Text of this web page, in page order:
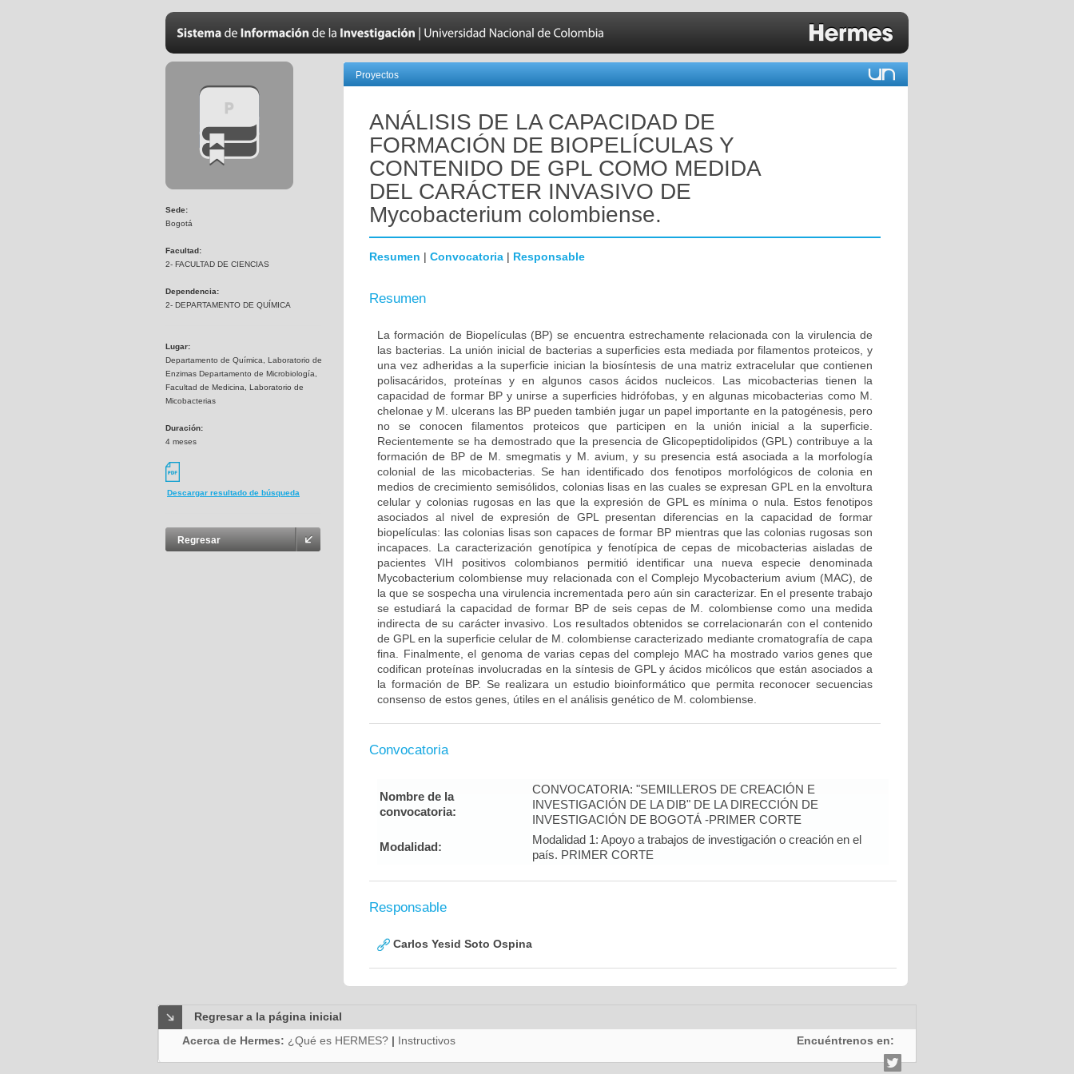
Sede:
Bogotá
Facultad:
2- FACULTAD DE CIENCIAS
Dependencia:
2- DEPARTAMENTO DE QUÍMICA
Lugar:
Departamento de Química, Laboratorio de
Enzimas Departamento de Microbiología,
Facultad de Medicina, Laboratorio de
Micobacterias
Duración:
4 meses
Descargar resultado de búsqueda
Regresar
Proyectos
ANÁLISIS DE LA CAPACIDAD DE
FORMACIÓN DE BIOPELÍCULAS Y
CONTENIDO DE GPL COMO MEDIDA
DEL CARÁCTER INVASIVO DE
Mycobacterium colombiense.
Resumen | Convocatoria | Responsable
Resumen
La formación de Biopelículas (BP) se encuentra estrechamente relacionada con la virulencia de
las bacterias. La unión inicial de bacterias a superficies esta mediada por filamentos proteicos, y
una vez adheridas a la superficie inician la biosíntesis de una matriz extracelular que contienen
polisacáridos, proteínas y en algunos casos ácidos nucleicos. Las micobacterias tienen la
capacidad de formar BP y unirse a superficies hidrófobas, y en algunas micobacterias como M.
chelonae y M. ulcerans las BP pueden también jugar un papel importante en la patogénesis, pero
no se conocen filamentos proteicos que participen en la unión inicial a la superficie.
Recientemente se ha demostrado que la presencia de Glicopeptidolipidos (GPL) contribuye a la
formación de BP de M. smegmatis y M. avium, y su presencia está asociada a la morfología
colonial de las micobacterias. Se han identificado dos fenotipos morfológicos de colonia en
medios de crecimiento semisólidos, colonias lisas en las cuales se expresan GPL en la envoltura
celular y colonias rugosas en las que la expresión de GPL es mínima o nula. Estos fenotipos
asociados al nivel de expresión de GPL presentan diferencias en la capacidad de formar
biopelículas: las colonias lisas son capaces de formar BP mientras que las colonias rugosas son
incapaces. La caracterización genotípica y fenotípica de cepas de micobacterias aisladas de
pacientes VIH positivos colombianos permitió identificar una nueva especie denominada
Mycobacterium colombiense muy relacionada con el Complejo Mycobacterium avium (MAC), de
la que se sospecha una virulencia incrementada pero aún sin caracterizar. En el presente trabajo
se estudiará la capacidad de formar BP de seis cepas de M. colombiense como una medida
indirecta de su carácter invasivo. Los resultados obtenidos se correlacionarán con el contenido
de GPL en la superficie celular de M. colombiense caracterizado mediante cromatografía de capa
fina. Finalmente, el genoma de varias cepas del complejo MAC ha mostrado varios genes que
codifican proteínas involucradas en la síntesis de GPL y ácidos micólicos que están asociados a
la formación de BP. Se realizara un estudio bioinformático que permita reconocer secuencias
consenso de estos genes, útiles en el análisis genético de M. colombiense.
Convocatoria
Nombre de la
convocatoria:
CONVOCATORIA: "SEMILLEROS DE CREACIÓN E
INVESTIGACIÓN DE LA DIB" DE LA DIRECCIÓN DE
INVESTIGACIÓN DE BOGOTÁ -PRIMER CORTE
Modalidad:
Modalidad 1: Apoyo a trabajos de investigación o creación en el
país. PRIMER CORTE
Responsable
Carlos Yesid Soto Ospina
Regresar a la página inicial
Acerca de Hermes: ¿Qué es HERMES? | Instructivos Encuéntrenos en: